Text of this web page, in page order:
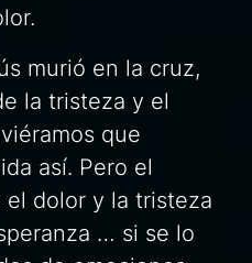
murió en la cruz,
la tristeza y el
que
así. Pero el
dolor y la tristeza
… si se lo